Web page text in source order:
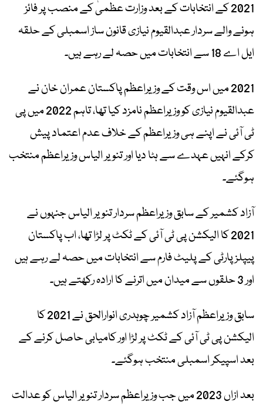
2021 کے انتخابات کے بعد وزارت عظمیٰ کے منصب پر فائز
ہونے والے سردار عبدالقیوم نیازی قانون ساز اسمبلی کے حلقہ
ایل اے 18 سے انتخابات میں حصہ لے رہے ہیں۔
2021 میں اس وقت کے وزیراعظم پاکستان عمران خان نے
عبدالقیوم نیازی کو وزیراعظم نامزد کیا تھا، تاہم 2022 میں پی
ٹی آئی نے اپنے ہی وزیراعظم کے خلاف عدم اعتماد پیش
کرکے انہیں عہدے سے ہٹا دیا اور تنویر الیاس وزیراعظم منتخب
ہوگئے۔
آزاد کشمیر کے سابق وزیراعظم سردار تنویر الیاس جنہوں نے
2021 کا الیکشن پی ٹی آئی کے ٹکٹ پر لڑا تھا، اب پاکستان
پیپلز پارٹی کے پلیٹ فارم سے انتخابات میں حصہ لے رہے ہیں
اور 3 حلقوں سے میدان میں اترنے کا ارادہ رکھتے ہیں۔
سابق وزیراعظم آزاد کشمیر چوہدری انوارالحق نے 2021 کا
الیکشن پی ٹی آئی کے ٹکٹ پر لڑا اور کامیابی حاصل کرنے کے
بعد اسپیکر اسمبلی منتخب ہوگئے۔
بعد ازاں 2023 میں جب وزیراعظم سردار تنویر الیاس کو عدالت